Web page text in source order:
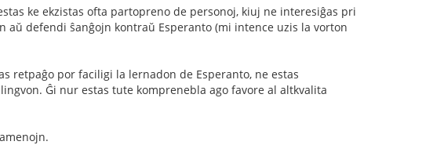
ke ekzistas ofta partopreno de personoj, kiuj ne interesiĝas pri
defendi ŝanĝojn kontraŭ Esperanto (mi intence uzis la vorton
retpaĝo por faciligi la lernadon de Esperanto, ne estas
Ĝi nur estas tute komprenebla ago favore al altkvalita